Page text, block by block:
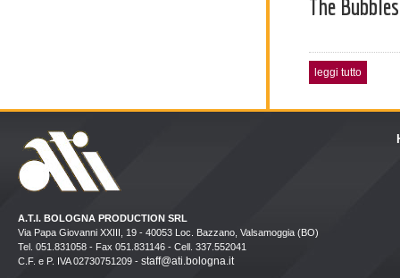
The
leggi tutto
A.T.I. BOLOGNA PRODUCTION SRL
Via Papa Giovanni XXIII, 19 - 40053 Loc. Bazzano, Valsamoggia (BO)
Tel. 051.831058 - Fax 051.831146 - Cell. 337.552041
C.F. e P. IVA 02730751209 - staff@ati.bologna.it